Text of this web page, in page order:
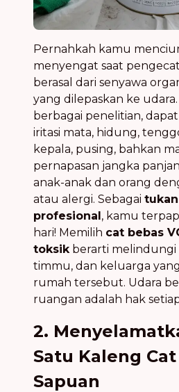
Pernahkah kamu
menyengat saat
berasal dari senyawa
yang dilepaskan ke
berbagai penelitian,
iritasi mata, hidung,
kepala, pusing, bahkan
pernapasan jangka
anak-anak dan orang
atau alergi. Sebagai
profesional, kamu
hari! Memilih cat bebas
toksikberarti melindungi
timmu, dan keluarga
rumah tersebut. Udara
ruangan adalah hak
2.
Satu Kaleng
Sapuan